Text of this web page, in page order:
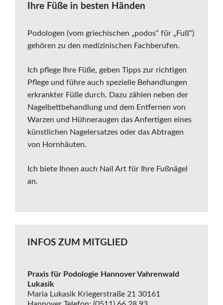
Ihre Füße in besten Händen
Podologen (vom griechischen „podos“ für „Fuß“)
gehören zu den medizinischen Fachberufen.
Ich pflege Ihre Füße, geben Tipps zur richtigen
Pflege und führe auch spezielle Behandlungen
erkrankter Füße durch. Dazu zählen neben der
Nagelbettbehandlung und dem Entfernen von
Warzen und Hühneraugen das Anfertigen eines
künstlichen Nagelersatzes oder das Abtragen
von Hornhäuten.
Ich biete Ihnen auch Nail Art für Ihre Fußnägel
an.
INFOS ZUM MITGLIED
Praxis für Podologie Hannover Vahrenwald
Lukasik
Maria Lukasik Kriegerstraße 21 30161